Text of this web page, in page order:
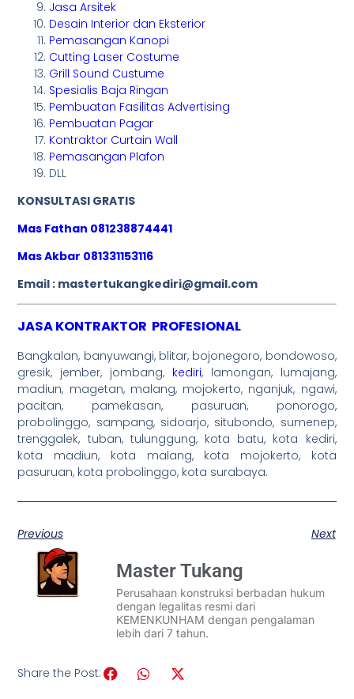
Jasa Arsitek
Desain Interior dan Eksterior
Pemasangan Kanopi
Cutting Laser Costume
Grill Sound Custume
Spesialis Baja Ringan
Pembuatan Fasilitas Advertising
Pembuatan Pagar
Kontraktor Curtain Wall
Pemasangan Plafon
DLL
KONSULTASI GRATIS
Mas Fathan 081238874441
Mas Akbar 081331153116
Email : mastertukangkediri@gmail.com
JASA KONTRAKTOR PROFESIONAL
Bangkalan, banyuwangi, blitar, bojonegoro, bondowoso,
gresik, jember, jombang, kediri, lamongan, lumajang,
madiun, magetan, malang, mojokerto, nganjuk, ngawi,
pacitan, pamekasan, pasuruan, ponorogo,
probolinggo, sampang, sidoarjo, situbondo, sumenep,
trenggalek, tuban, tulunggung, kota batu, kota kediri,
kota madiun, kota malang, kota mojokerto, kota
pasuruan, kota probolinggo, kota surabaya.
Previous Next
Master Tukang
Perusahaan konstruksi berbadan hukum
dengan legalitas resmi dari
KEMENKUNHAM dengan pengalaman
lebih dari 7 tahun.
Share the Post: